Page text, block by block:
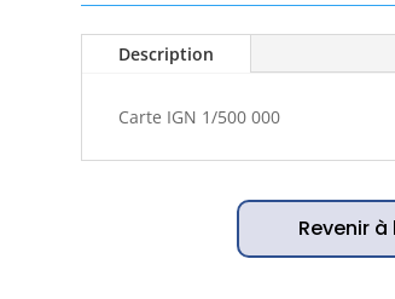
Description
Carte IGN 1/500 000
Revenir